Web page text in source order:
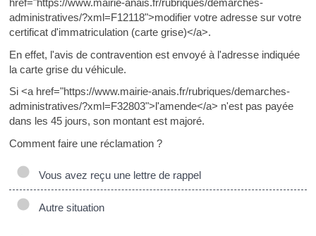
href="https://www.mairie-anais.fr/rubriques/demarches-
administratives/?xml=F12118">modifier votre adresse sur votre
certificat d'immatriculation (carte grise)</a>.
En effet, l'avis de contravention est envoyé à l'adresse indiquée
la carte grise du véhicule.
Si <a href="https://www.mairie-anais.fr/rubriques/demarches-
administratives/?xml=F32803">l'amende</a> n'est pas payée
dans les 45 jours, son montant est majoré.
Comment faire une réclamation ?
Vous avez reçu une lettre de rappel
Autre situation